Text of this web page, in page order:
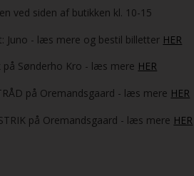
ved siden af butikken kl. 10-15
Juno - læs mere og bestil billetter HER
på Sønderho Kro - læs mere HER
på Oremandsgaard - læs mere HER
på Oremandsgaard - læs mere HER